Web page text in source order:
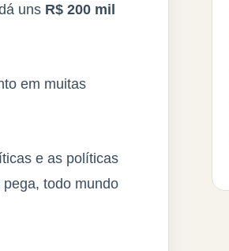
uns R$ 200 mil
em muitas
e as políticas
todo mundo